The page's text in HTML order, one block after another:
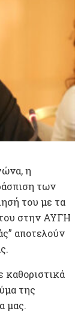
η
των
του με τα
του στην ΑΥΓΗ
αποτελούν
καθοριστικά
της
μας.